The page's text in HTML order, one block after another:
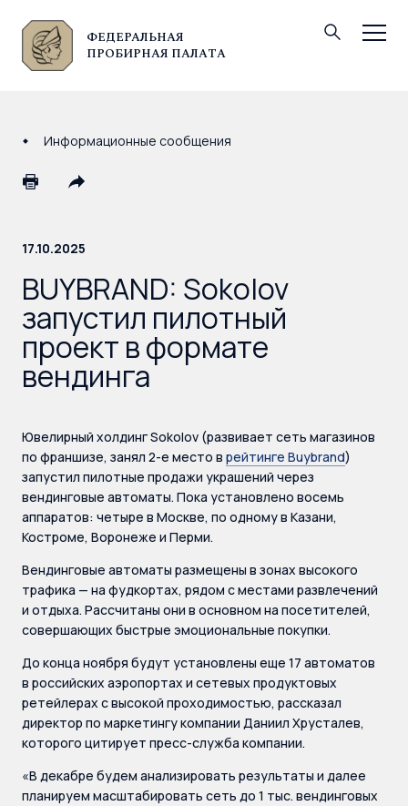
ФЕДЕРАЛЬНАЯ
ПРОБИРНАЯ ПАЛАТА
© Федеральная пробирная палата, 2026
Информационные сообщения
17.10.2025
BUYBRAND: Sokolov
запустил пилотный
проект в формате
вендинга
Ювелирный холдинг Sokolov (развивает сеть магазинов
по франшизе, занял 2-е место в рейтинге Buybrand)
запустил пилотные продажи украшений через
вендинговые автоматы. Пока установлено восемь
аппаратов: четыре в Москве, по одному в Казани,
Костроме, Воронеже и Перми.
Вендинговые автоматы размещены в зонах высокого
трафика — на фудкортах, рядом с местами развлечений
и отдыха. Рассчитаны они в основном на посетителей,
совершающих быстрые эмоциональные покупки.
До конца ноября будут установлены еще 17 автоматов
в российских аэропортах и сетевых продуктовых
ретейлерах с высокой проходимостью, рассказал
директор по маркетингу компании Даниил Хрусталев,
которого цитирует пресс-служба компании.
«В декабре будем анализировать результаты и далее
планируем масштабировать сеть до 1 тыс. вендинговых